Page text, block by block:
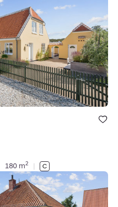
Bolig er
under dine
180 m2 |